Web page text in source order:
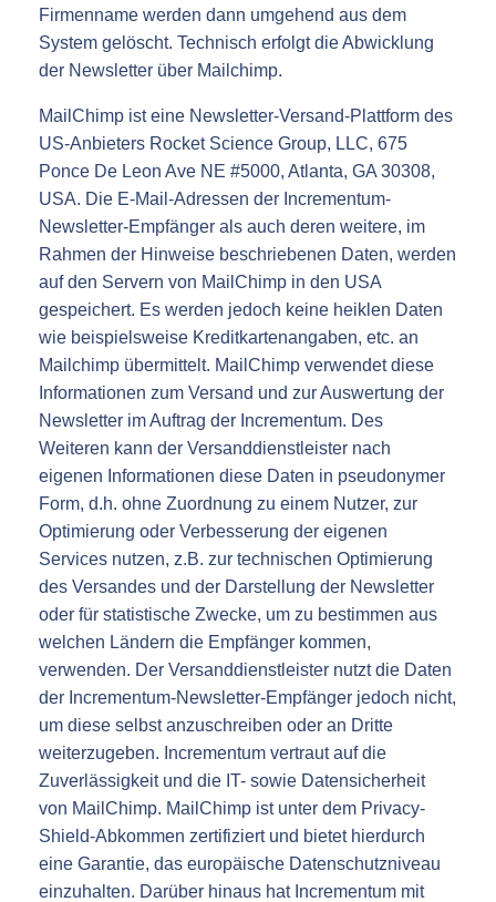
Firmenname werden dann umgehend aus dem
System gelöscht. Technisch erfolgt die Abwicklung
der Newsletter über Mailchimp.
MailChimp ist eine Newsletter-Versand-Plattform des
US-Anbieters Rocket Science Group, LLC, 675
Ponce De Leon Ave NE #5000, Atlanta, GA 30308,
USA. Die E-Mail-Adressen der Incrementum-
Newsletter-Empfänger als auch deren weitere, im
Rahmen der Hinweise beschriebenen Daten, werden
auf den Servern von MailChimp in den USA
gespeichert. Es werden jedoch keine heiklen Daten
wie beispielsweise Kreditkartenangaben, etc. an
Mailchimp übermittelt. MailChimp verwendet diese
Informationen zum Versand und zur Auswertung der
Newsletter im Auftrag der Incrementum. Des
Weiteren kann der Versanddienstleister nach
eigenen Informationen diese Daten in pseudonymer
Form, d.h. ohne Zuordnung zu einem Nutzer, zur
Optimierung oder Verbesserung der eigenen
Services nutzen, z.B. zur technischen Optimierung
des Versandes und der Darstellung der Newsletter
oder für statistische Zwecke, um zu bestimmen aus
welchen Ländern die Empfänger kommen,
verwenden. Der Versanddienstleister nutzt die Daten
der Incrementum-Newsletter-Empfänger jedoch nicht,
um diese selbst anzuschreiben oder an Dritte
weiterzugeben. Incrementum vertraut auf die
Zuverlässigkeit und die IT- sowie Datensicherheit
von MailChimp. MailChimp ist unter dem Privacy-
Shield-Abkommen zertifiziert und bietet hierdurch
eine Garantie, das europäische Datenschutzniveau
einzuhalten. Darüber hinaus hat Incrementum mit